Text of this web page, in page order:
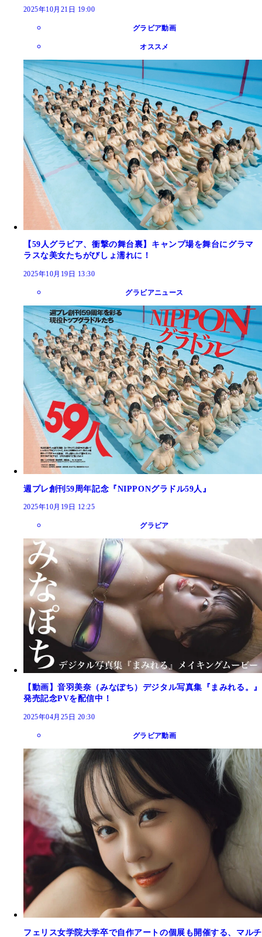
2025年10月21日 19:00
グラビア動画
オススメ
【59人グラビア、衝撃の舞台裏】キャンプ場を舞台にグラマ
ラスな美女たちがびしょ濡れに！
2025年10月19日 13:30
グラビアニュース
週プレ創刊59周年記念『NIPPONグラドル59人』
2025年10月19日 12:25
グラビア
【動画】音羽美奈（みなぽち）デジタル写真集『まみれる。』
発売記念PVを配信中！
2025年04月25日 20:30
グラビア動画
フェリス女学院大学卒で自作アートの個展も開催する、マルチ